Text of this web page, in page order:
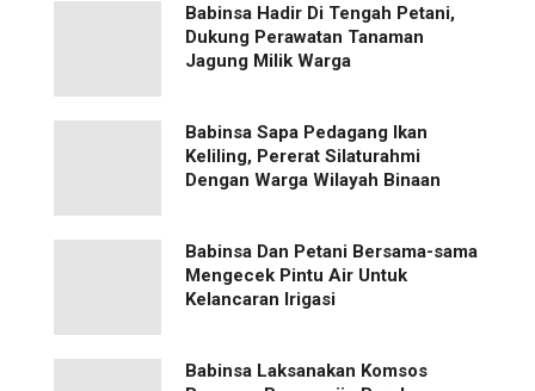
Babinsa Hadir Di Tengah Petani,
Dukung Perawatan Tanaman
Jagung Milik Warga
Babinsa Sapa Pedagang Ikan
Keliling, Pererat Silaturahmi
Dengan Warga Wilayah Binaan
Babinsa Dan Petani Bersama-sama
Mengecek Pintu Air Untuk
Kelancaran Irigasi
Babinsa Laksanakan Komsos